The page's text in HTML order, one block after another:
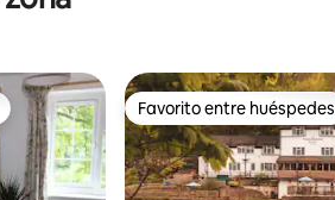
huéspedes Favorito entre huéspedes
Favorito entre huéspedes